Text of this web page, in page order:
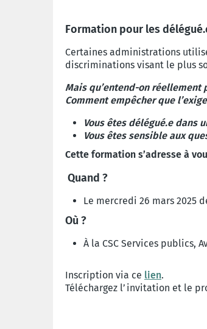
Formation pour les
Certaines administrations
discriminations visant le plus
Mais qu’entend-on
Comment empêcher que
Vous êtes délégué.e dans
Vous êtes sensible aux
Cette formation s’adresse à
Quand ?
Le mercredi 26 mars 2025
Où ?
À la CSC Services publics,
Inscription via ce lien.
Téléchargez l’invitation et le